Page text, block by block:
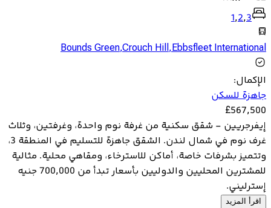
1,2,3
Bounds Green,Crouch Hill,Ebbsfleet International
الإكمال:
جاهزة للسكن
£567,500
إيفرجريين - شقق سكنية من غرفة نوم واحدة، وغرفتين، وثلاث
غرف نوم في شمال لندن. الشقق جاهزة للتسليم في المنطقة 3،
وتتميز بشرفات خاصة، أماكن للاسترخاء، ومقاهي محلية. مثالية
للمشترين المحليين والدوليين بأسعار تبدأ من 700,000 جنيه
إسترليني.
اقرأ المزيد